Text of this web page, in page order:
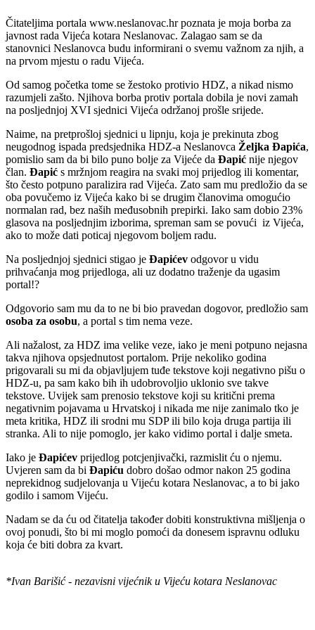
Čitateljima portala www.neslanovac.hr poznata je moja borba za
javnost rada Vijeća kotara Neslanovac. Zalagao sam se da
stanovnici Neslanovca budu informirani o svemu važnom za njih, a
na prvom mjestu o radu Vijeća.
Od samog početka tome se žestoko protivio HDZ, a nikad nismo
razumjeli zašto. Njihova borba protiv portala dobila je novi zamah
na posljednjoj XVI sjednici Vijeća održanoj prošle srijede.
Naime, na pretprošloj sjednici u lipnju, koja je prekinuta zbog
neugodnog ispada predsjednika HDZ-a Neslanovca Željka Đapića,
pomislio sam da bi bilo puno bolje za Vijeće da Đapić nije njegov
član. Đapić s mržnjom reagira na svaki moj prijedlog ili komentar,
što često potpuno paralizira rad Vijeća. Zato sam mu predložio da se
oba povučemo iz Vijeća kako bi se drugim članovima omogućio
normalan rad, bez naših međusobnih prepirki. Iako sam dobio 23%
glasova na posljednjim izborima, spreman sam se povući iz Vijeća,
ako to može dati poticaj njegovom boljem radu.
Na posljednjoj sjednici stigao je Đapićev odgovor u vidu
prihvaćanja mog prijedloga, ali uz dodatno traženje da ugasim
portal!?
Odgovorio sam mu da to ne bi bio pravedan dogovor, predložio sam
osoba za osobu, a portal s tim nema veze.
Ali nažalost, za HDZ ima velike veze, iako je meni potpuno nejasna
takva njihova opsjednutost portalom. Prije nekoliko godina
prigovarali su mi da objavljujem tuđe tekstove koji negativno pišu o
HDZ-u, pa sam kako bih ih udobrovoljio uklonio sve takve
tekstove. Uvijek sam prenosio tekstove koji su kritični prema
negativnim pojavama u Hrvatskoj i nikada me nije zanimalo tko je
meta kritika, HDZ ili srodni mu SDP ili bilo koja druga partija ili
stranka. Ali to nije pomoglo, jer kako vidimo portal i dalje smeta.
Iako je Đapićev prijedlog potcjenjivački, razmislit ću o njemu.
Uvjeren sam da bi Đapiću dobro došao odmor nakon 25 godina
neprekidnog sudjelovanja u Vijeću kotara Neslanovac, a to bi jako
godilo i samom Vijeću.
Nadam se da ću od čitatelja također dobiti konstruktivna mišljenja o
ovoj ponudi, što bi mi moglo pomoći da donesem ispravnu odluku
koja će biti dobra za kvart.
*Ivan Barišić - nezavisni vijećnik u Vijeću kotara Neslanovac